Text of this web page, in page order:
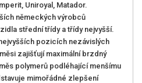
Uniroyal, Matador.
německých výrobců
střední třídy a třídy nejvyšší.
pozicích nezávislých
zajišťují maximální brzdný
polymerů podléhající menšímu
mimořádné zlepšení